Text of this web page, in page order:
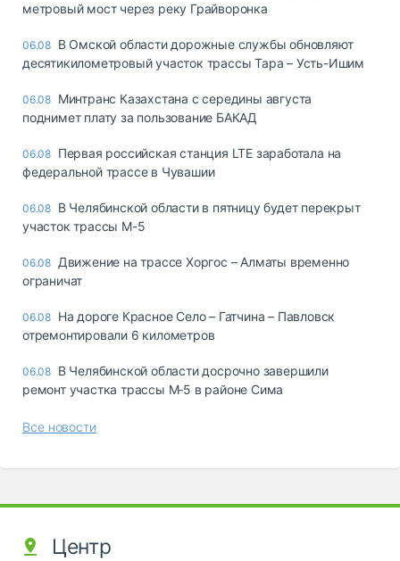
метровый мост через реку Грайворонка
06.08 В Омской области дорожные службы обновляют
десятикилометровый участок трассы Тара – Усть-Ишим
06.08 Минтранс Казахстана с середины августа
поднимет плату за пользование БАКАД
06.08 Первая российская станция LTE заработала на
федеральной трассе в Чувашии
06.08 В Челябинской области в пятницу будет перекрыт
участок трассы М-5
06.08 Движение на трассе Хоргос – Алматы временно
ограничат
06.08 На дороге Красное Село – Гатчина – Павловск
отремонтировали 6 километров
06.08 В Челябинской области досрочно завершили
ремонт участка трассы М‑5 в районе Сима
Все новости
Центр